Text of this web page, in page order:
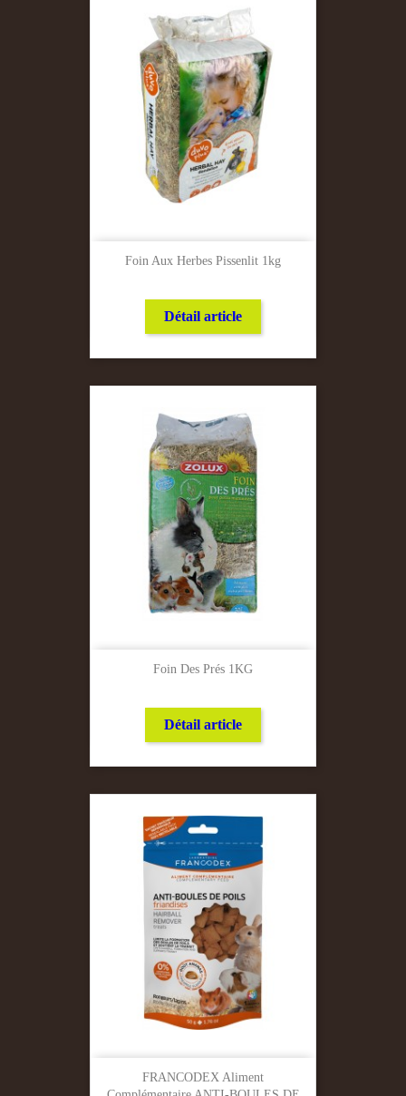
Foin Aux Herbes Pissenlit 1kg
Détail article
Foin Des Prés 1KG
Détail article
FRANCODEX Aliment